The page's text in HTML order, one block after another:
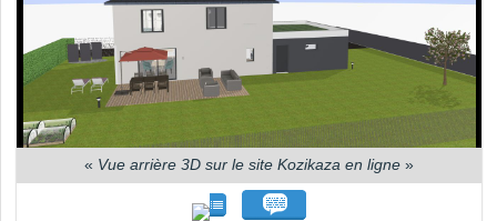
« Vue arrière 3D sur le site Kozikaza en ligne »